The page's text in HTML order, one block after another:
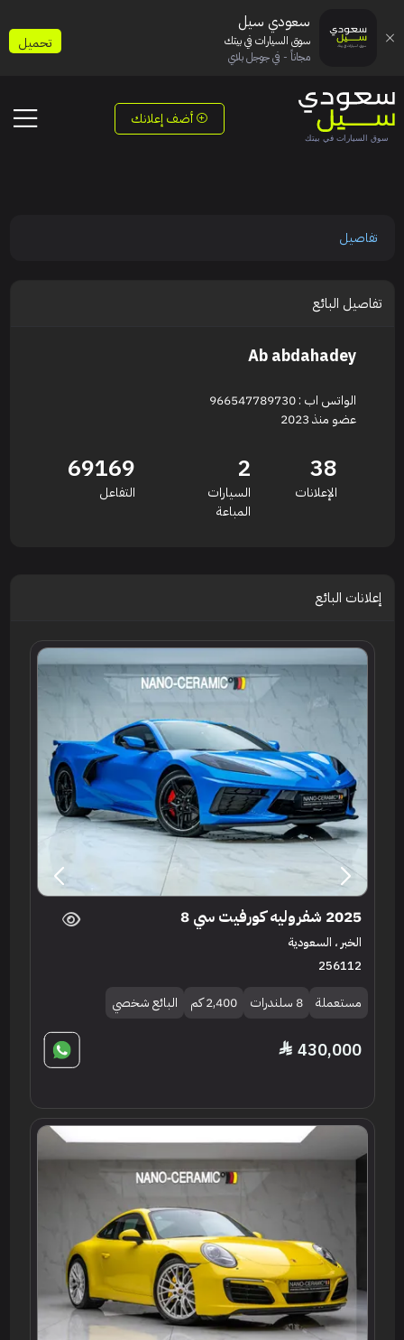
أضف إعلانك
تفاصيل
تفاصيل البائع
Ab abdahadey
الواتس اب : 966547789730
عضو منذ 2023
38
الإعلانات
2
السيارات
المباعة
69169
التفاعل
إعلانات البائع
2025 شفروليه كورفيت سي 8
الخبر ، السعودية
256112
مستعملة 8 سلندرات 2,400 كم البائع شخصي
430,000
سعودي سيل
سوق السيارات في بيتك
مجاناً - في جوجل بلاي
تحميل